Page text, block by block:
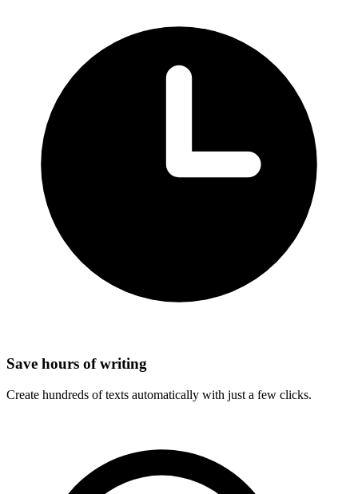
Save hours of writing
Create hundreds of texts automatically with just a few clicks.